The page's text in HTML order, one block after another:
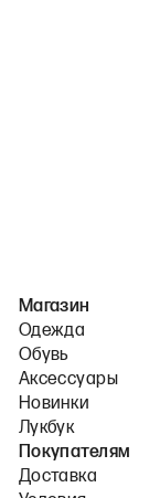
Магазин
Одежда
Обувь
Аксессуары
Новинки
Лукбук
Покупателям
Доставка